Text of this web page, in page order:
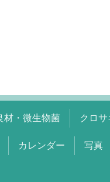
材・微生物菌 クロ
カレンダー 写真